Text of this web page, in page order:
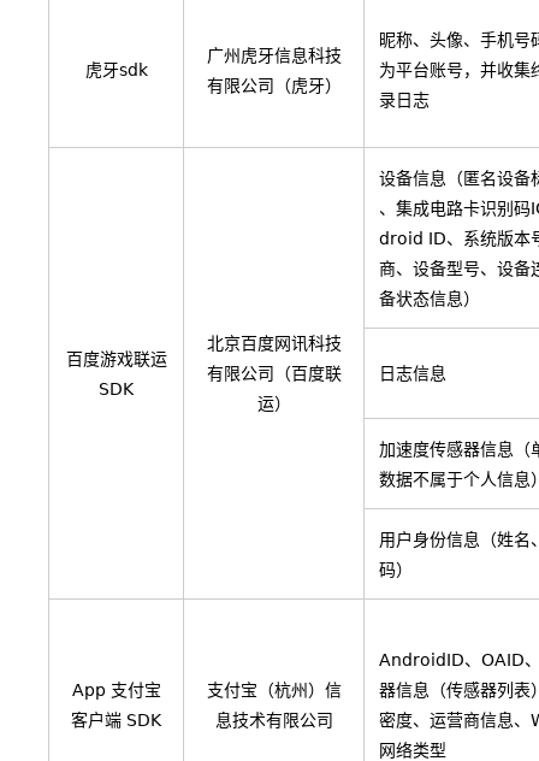
虎牙sdk
广州虎牙信息科技
有限公司（虎牙）
昵称、头像、手机号
为平台账号，并收集
录日志
百度游戏联运
SDK
北京百度网讯科技
有限公司（百度联
运）
设备信息（匿名设备
、集成电路卡识别码
droid ID、系统版本
商、设备型号、设备
备状态信息）
日志信息
加速度传感器信息（
数据不属于个人信息
用户身份信息（姓名
码）
App 支付宝
客户端 SDK
支付宝（杭州）信
息技术有限公司
AndroidID、OAID
器信息（传感器列表
密度、运营商信息、
网络类型